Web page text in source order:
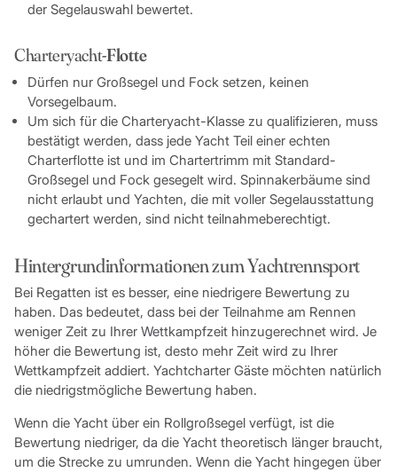
der Segelauswahl bewertet.
Charteryacht-Flotte
Dürfen nur Großsegel und Fock setzen, keinen
Vorsegelbaum.
Um sich für die Charteryacht-Klasse zu qualifizieren, muss
bestätigt werden, dass jede Yacht Teil einer echten
Charterflotte ist und im Chartertrimm mit Standard-
Großsegel und Fock gesegelt wird. Spinnakerbäume sind
nicht erlaubt und Yachten, die mit voller Segelausstattung
gechartert werden, sind nicht teilnahmeberechtigt.
Hintergrundinformationen zum Yachtrennsport
Bei Regatten ist es besser, eine niedrigere Bewertung zu
haben. Das bedeutet, dass bei der Teilnahme am Rennen
weniger Zeit zu Ihrer Wettkampfzeit hinzugerechnet wird. Je
höher die Bewertung ist, desto mehr Zeit wird zu Ihrer
Wettkampfzeit addiert. Yachtcharter Gäste möchten natürlich
die niedrigstmögliche Bewertung haben.
Wenn die Yacht über ein Rollgroßsegel verfügt, ist die
Bewertung niedriger, da die Yacht theoretisch länger braucht,
um die Strecke zu umrunden. Wenn die Yacht hingegen über